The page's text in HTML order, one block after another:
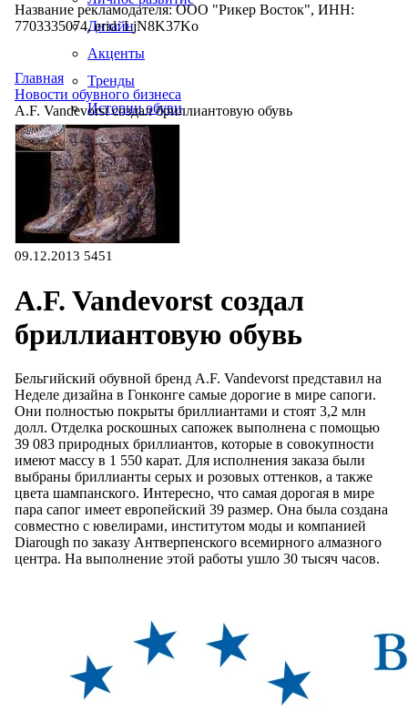
Дизайн
Акценты
Тренды
Истории обуви
Производство
Название рекламодателя: ООО "Рикер Восток", ИНН:
7703335074, erid: LjN8K37Ko
Главная
Новости обувного бизнеса
A.F. Vandevorst создал бриллиантовую обувь
09.12.2013 5451
A.F. Vandevorst создал
бриллиантовую обувь
Бельгийский обувной бренд A.F. Vandevorst представил на
Неделе дизайна в Гонконге самые дорогие в мире сапоги.
Они полностью покрыты бриллиантами и стоят 3,2 млн
долл. Отделка роскошных сапожек выполнена с помощью
39 083 природных бриллиантов, которые в совокупности
имеют массу в 1 550 карат. Для исполнения заказа были
выбраны бриллианты серых и розовых оттенков, а также
цвета шампанского. Интересно, что самая дорогая в мире
пара сапог имеет европейский 39 размер. Она была создана
совместно с ювелирами, институтом моды и компанией
Diarough по заказу Антверпенского всемирного алмазного
центра. На выполнение этой работы ушло 30 тысяч часов.